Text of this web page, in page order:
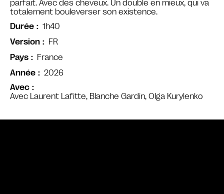
Avec
Avec Laurent Lafitte, Blanche Gardin, Olga Kurylenko
parfait. Avec des cheveux. Un double en mieux, qui va
totalement bouleverser son existence.
Durée
1h40
Version
FR
Pays
France
Année
2026